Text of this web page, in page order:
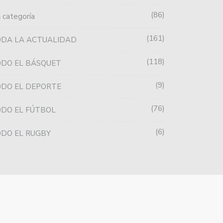
categoría 86
LA ACTUALIDAD 161
EL BÁSQUET 118
EL DEPORTE 9
EL FÚTBOL 76
EL RUGBY 6